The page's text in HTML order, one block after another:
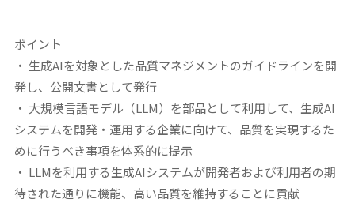
ポイント
・ 生成AIを対象とした品質マネジメントのガイドラインを開
発し、公開文書として発行
・ 大規模言語モデル（LLM）を部品として利用して、生成AI
システムを開発・運用する企業に向けて、品質を実現するた
めに行うべき事項を体系的に提示
・ LLMを利用する生成AIシステムが開発者および利用者の期
待された通りに機能、高い品質を維持することに貢献